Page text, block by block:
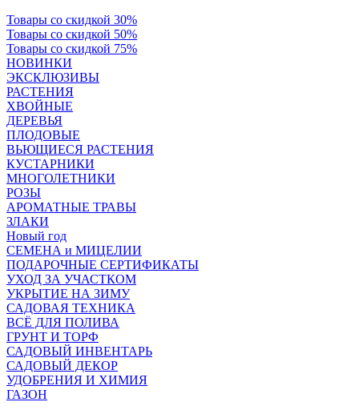
Товары со скидкой 30%
Товары со скидкой 50%
Товары со скидкой 75%
НОВИНКИ
ЭКСКЛЮЗИВЫ
РАСТЕНИЯ
ХВОЙНЫЕ
ДЕРЕВЬЯ
ПЛОДОВЫЕ
ВЬЮЩИЕСЯ РАСТЕНИЯ
КУСТАРНИКИ
МНОГОЛЕТНИКИ
РОЗЫ
АРОМАТНЫЕ ТРАВЫ
ЗЛАКИ
Новый год
СЕМЕНА и МИЦЕЛИИ
ПОДАРОЧНЫЕ СЕРТИФИКАТЫ
УХОД ЗА УЧАСТКОМ
УКРЫТИЕ НА ЗИМУ
САДОВАЯ ТЕХНИКА
ВСЁ ДЛЯ ПОЛИВА
ГРУНТ И ТОРФ
САДОВЫЙ ИНВЕНТАРЬ
САДОВЫЙ ДЕКОР
УДОБРЕНИЯ И ХИМИЯ
ГАЗОН